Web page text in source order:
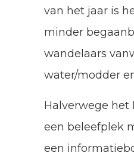
van het jaar is
minder
wandelaars
water/modder
Halverwege het
een beleefplek
een